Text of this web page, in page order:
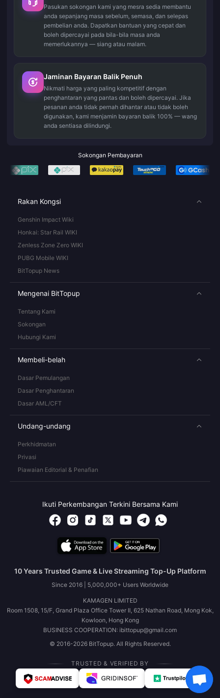
Pasukan sokongan kami yang mesra sedia membantu
anda sepanjang masa sebelum, semasa, dan selepas
pembelian anda. Dapatkan bantuan yang cepat dan
boleh dipercayai pada bila-bila masa anda
memerlukannya — siang atau malam.
Jaminan Bayaran Balik Penuh
Nikmati harga yang paling kompetitif dengan
penghantaran yang pantas dan boleh dipercayai. Jika
pesanan anda tidak pernah dihantar atau tidak boleh
digunakan, kami menjamin bayaran balik 100% — wang
anda sentiasa dilindungi.
Sokongan Pembayaran
Rakan Kongsi
Genshin Impact Wiki
Honkai: Star Rail WIKI
Zenless Zone Zero WIKI
PUBG Mobile WIKI
BitTopup News
Mengenai BitTopup
Tentang Kami
Sokongan
Hubungi Kami
Membeli-belah
Dasar Pemulangan
Dasar Penghantaran
Dasar AML/CFT
Undang-undang
Perkhidmatan
Privasi
Piawaian Editorial & Penafian
Ikuti Perkembangan Terkini Bersama Kami
10 Years Trusted Game & Live Streaming Top-Up Platform
Since 2016 | 5,000,000+ Users Worldwide
KAMAGEN LIMITED
Room 1508, 15/F, Grand Plaza Office Tower II, 625 Nathan Road, Mong Kok,
Kowloon, Hong Kong
BUSINESS COOPERATION: ibittopup@gmail.com
© 2016-2026 BitTopup. All Rights Reserved.
TRUSTED & VERIFIED BY